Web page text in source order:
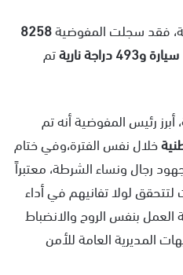
فقد سجلت المفوضية8258
تم
أبرز رئيس المفوضية أنه تم
خلال نفس الفترة،وفي ختام
رجال ونساء الشرطة، معتبراً
لتتحقق لولا تفانيهم في أداء
العمل بنفس الروح والانضباط
المديرية العامة للأمن